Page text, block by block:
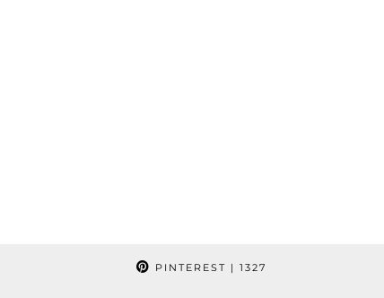
PINTEREST | 1327